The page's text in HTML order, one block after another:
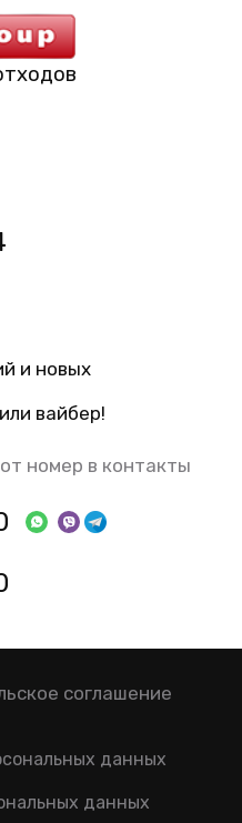
и новых
вайбер!
номер в контакты
соглашение
данных
данных